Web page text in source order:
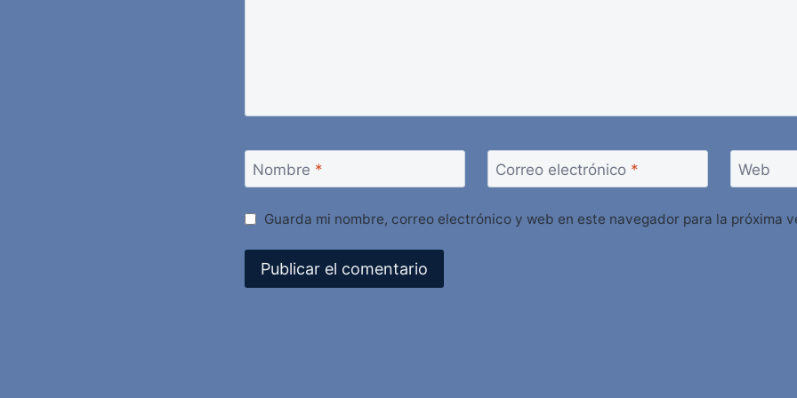
Nombre * Correo electrónico * Web
Guarda mi nombre, correo electrónico y web en este navegador para la próxima